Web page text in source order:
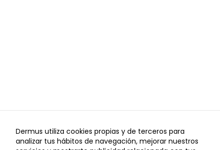
Aviso Legal I Política de Privacidad I Política de
Dermus utiliza cookies propias y de terceros para
analizar tus hábitos de navegación, mejorar nuestros
anónimo de los
ofrecer, de este
modo, mejoras